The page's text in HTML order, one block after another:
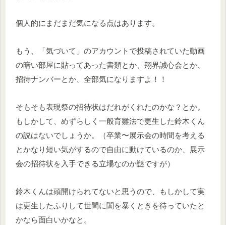
個人的にまだまだ気になる点はあります。
もう、「気づいて」のアカウントで投稿されていた動画
の暗い部屋に貼ってあった書類とか、翔界誠心会とか、
招待ナンバーとか、全部気になりますよ！！
そもそも表現祭の招待状はだれがくれたのかな？とか。
もしかして、めずらしく一般育雛法で更生した鈴木くん
の説はないでしょうか。（卒業〜展示会の時間を考える
とかなり短い気がするので自由に動けているのか、展示
会の招待状を入手できる立場なのか謎ですが）
鈴木くんは頭開けられてないと思うので、もしかして実
は更生したふりして世間に闇を暴くときを待っていたと
かなら面白いかなと。